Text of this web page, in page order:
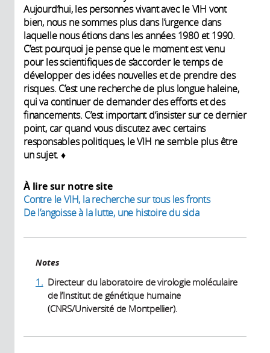
Aujourd’hui, les personnes vivant avec le VIH vont
bien, nous ne sommes plus dans l’urgence dans
laquelle nous étions dans les années 1980 et 1990.
C’est pourquoi je pense que le moment est venu
pour les scientifiques de s’accorder le temps de
développer des idées nouvelles et de prendre des
risques. C’est une recherche de plus longue haleine,
qui va continuer de demander des efforts et des
financements. C’est important d’insister sur ce dernier
point, car quand vous discutez avec certains
responsables politiques, le VIH ne semble plus être
un sujet. ♦
À lire sur notre site
Contre le VIH, la recherche sur tous les fronts
De l’angoisse à la lutte, une histoire du sida
Notes
1. Directeur du laboratoire de virologie moléculaire
de l’Institut de génétique humaine
(CNRS/Université de Montpellier).